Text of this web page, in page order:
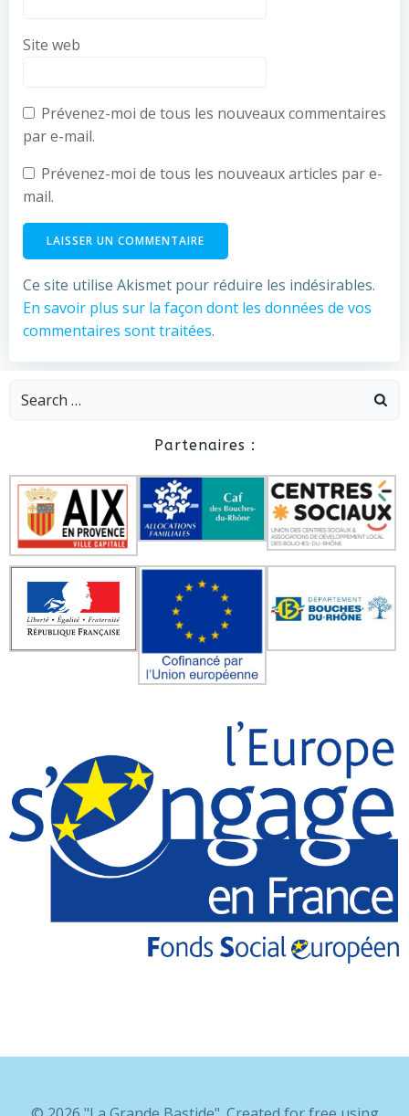
Site web
Prévenez-moi de tous les nouveaux commentaires
par e-mail.
Prévenez-moi de tous les nouveaux articles par e-
mail.
Ce site utilise Akismet pour réduire les indésirables.
En savoir plus sur la façon dont les données de vos
commentaires sont traitées.
Search
Partenaires :